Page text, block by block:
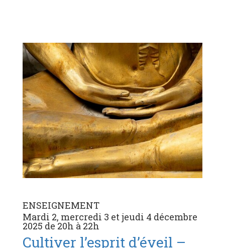
ENSEIGNEMENT
Mardi 2, mercredi 3 et jeudi 4 décembre
2025 de 20h à 22h
Cultiver l’esprit d’éveil –